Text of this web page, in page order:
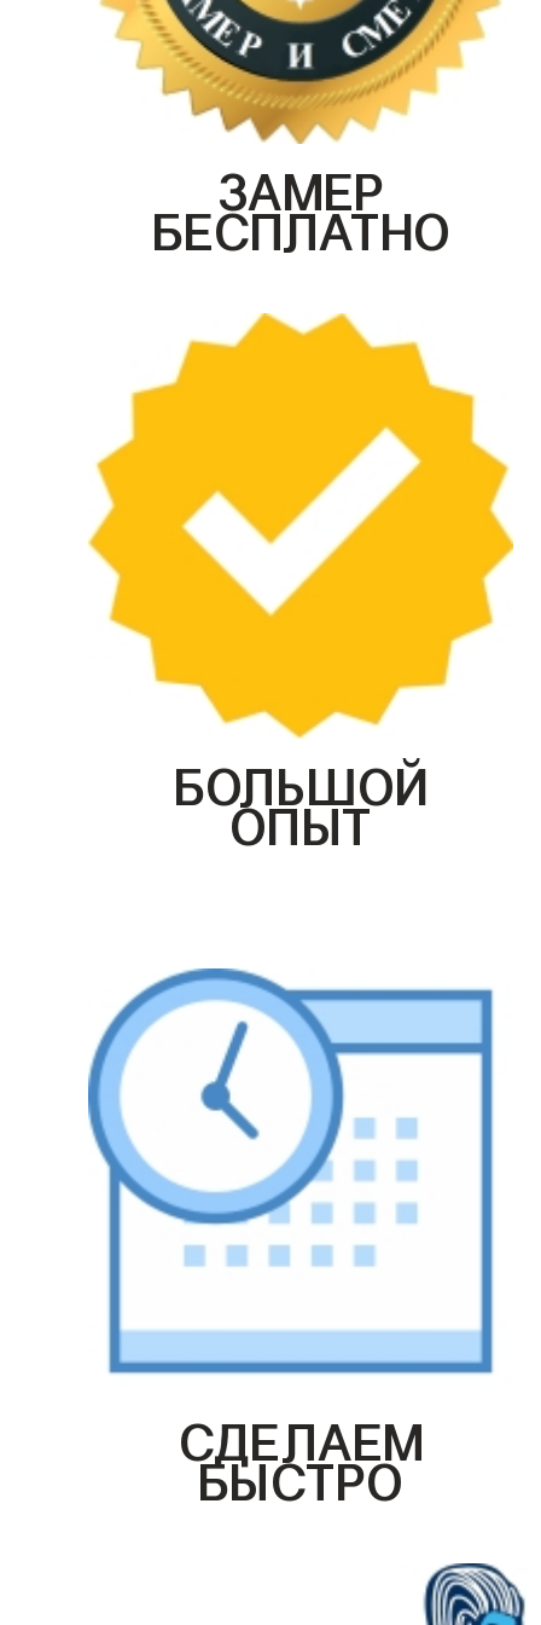
ЗАМЕР
БЕСПЛАТНО
БОЛЬШОЙ
ОПЫТ
СДЕЛАЕМ
БЫСТРО